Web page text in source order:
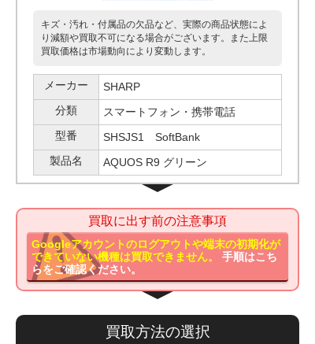
キズ・汚れ・付属品の欠品など、実際の商品状態によ
り減額や買取不可になる場合がございます。また上限
買取価格は市場動向により変動します。
メーカー
SHARP
分類
スマートフォン・携帯電話
型番
SHSJS1 SoftBank
製品名
AQUOS R9 グリーン
買取に出す前の注意事項
Googleアカウントのログアウトや端末の初期化が
できていない機種は買取できません。
手順はこち
らをご確認ください。
買取方法の選択